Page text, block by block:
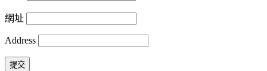
網址
Address